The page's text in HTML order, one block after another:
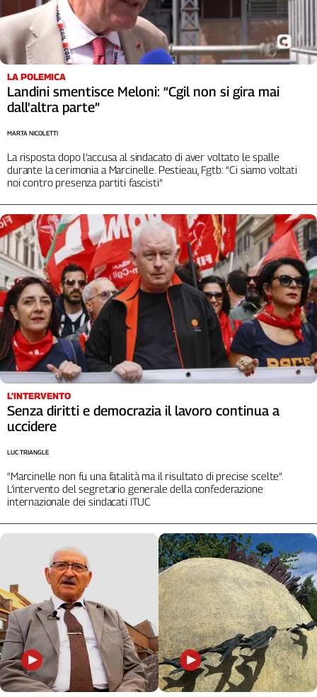
LA POLEMICA
Landini smentisce Meloni: “Cgil non si gira mai
dall'altra parte”
La risposta dopo l’accusa al sindacato di aver voltato le spalle
durante la cerimonia a Marcinelle. Pestieau, Fgtb: “Ci siamo voltati
noi contro presenza partiti fascisti”
MARTA NICOLETTI
L'INTERVENTO
Senza diritti e democrazia il lavoro continua a
uccidere
“Marcinelle non fu una fatalità ma il risultato di precise scelte”.
L’intervento del segretario generale della confederazione
internazionale dei sindacati ITUC
LUC TRIANGLE